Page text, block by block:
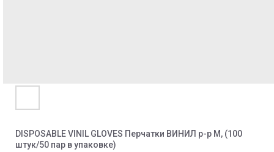
DISPOSABLE VINIL GLOVES Перчатки ВИНИЛ р-р М, (100
штук/50 пар в упаковке)